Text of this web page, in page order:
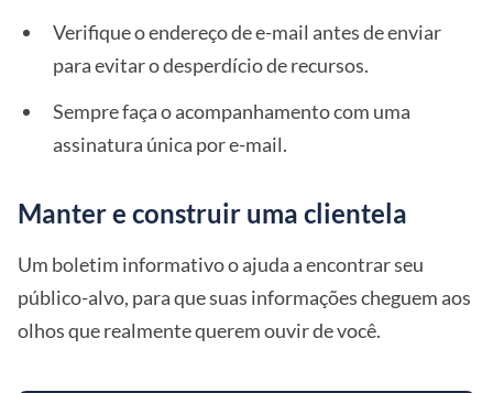
Verifique o endereço de e-mail antes de enviar
para evitar o desperdício de recursos.
Sempre faça o acompanhamento com uma
assinatura única por e-mail.
Manter e construir uma clientela
Um boletim informativo o ajuda a encontrar seu
público-alvo, para que suas informações cheguem aos
olhos que realmente querem ouvir de você.